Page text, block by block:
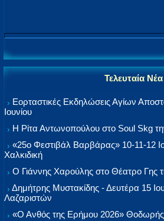
Τελευταία Νέα
Εορταστικές Εκδηλώσεις Αγίων
Ιουνίου
Η Ρίτα Αντωνοπούλου στο Soul Skg
«25ο Φεστιβάλ Βαρβάρας» 10-11-12
Χαλκιδική
Ο Γιάννης Χαρούλης στο Θέατρο Γης
Δημήτρης Μυστακίδης - Δευτέρα 15
Λαζαριστών
«Ο Ανθός της Ερήμου 2026» Θοδωρής